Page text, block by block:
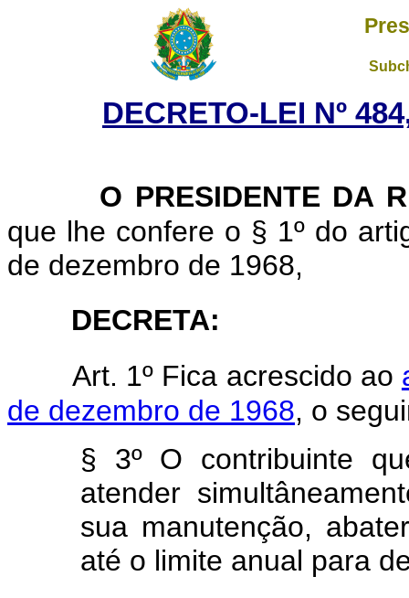
DECRETO-LEI Nº
O PRESIDENTE DA
que lhe confere o § 1º do
de dezembro de 1968,
DECRETA:
Art. 1º Fica acrescido ao
de dezembro de 1968, o
§ 3º O contribuinte
atender
sua manutenção,
até o limite anual para